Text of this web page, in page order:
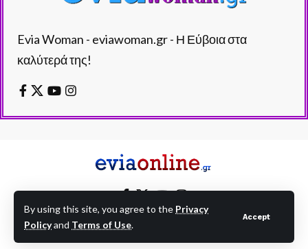
By using this site, you agree to the Privacy
Policyand Terms of Use.
Accept
Evia Woman - eviawoman.gr - Η Εύβοια στα
καλύτερά της!
EVIAONLINE © eviaonline.gr - All Rights Reserved.